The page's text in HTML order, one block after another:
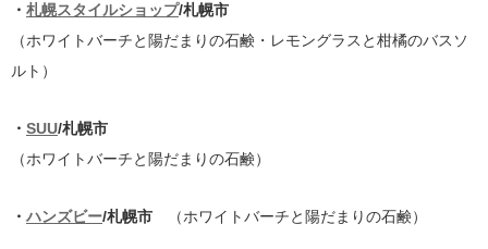
・ 札幌スタイルショップ/札幌市
（ホワイトバーチと陽だまりの石鹸・レモングラスと柑橘のバスソ
ルト）
・ SUU/札幌市
（ホワイトバーチと陽だまりの石鹸）
・ ハンズビー/札幌市 （ホワイトバーチと陽だまりの石鹸）